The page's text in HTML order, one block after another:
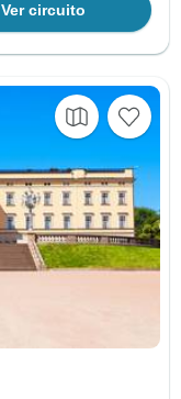
Ver circuito